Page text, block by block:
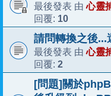
最後發表 由心靈
回覆: 10
請問轉換之後...
最後發表 由心靈
回覆: 2
[問題]關於